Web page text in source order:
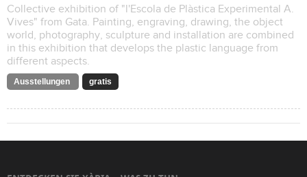
Collective exhibition of "l'Escola de Plàstica Experimental A.
Vives" from Gata. Painting, engraving, drawing, the object
world, photography, sculpture and installation are combined
in this exhibition that develops the plastic language from
different aspects.
Ausstellungen gratis